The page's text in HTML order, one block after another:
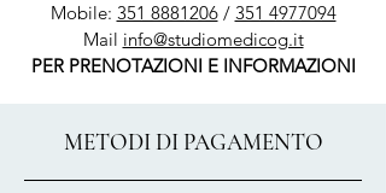
Mobile: 351 8881206/ 351 4977094
Mail info@studiomedicog.it
PER PRENOTAZIONI E INFORMAZIONI
METODI DI PAGAMENTO